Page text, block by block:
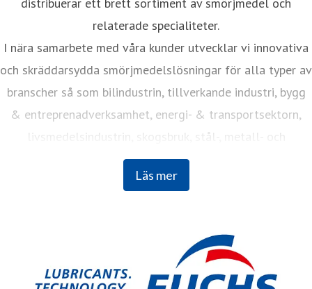
Läs mer
distribuerar ett brett sortiment av smörjmedel och
relaterade specialiteter.
I nära samarbete med våra kunder utvecklar vi innovativa
och skräddarsydda smörjmedelslösningar för alla typer av
branscher så som bilindustrin, tillverkande industri, bygg
& entreprenadverksamhet, energi- & transportsektorn,
cementindustrier med flera.
FUCHS är världens största oberoende leverantör av
branscher och användningsområden. Vi är 6 000 anställda
i över 50 länder som alla delar samma mål: att hålla
världen i rörelse med både hållbarhet och effektivitet i